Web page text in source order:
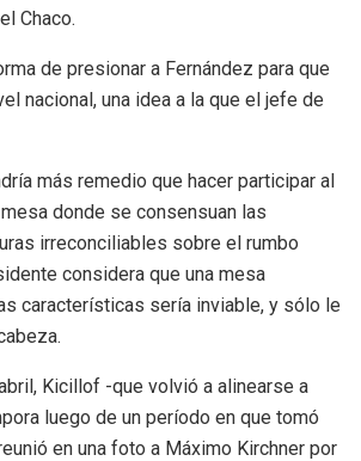
Chaco.
de presionar a Fernández para que
nacional, una idea a la que el jefe de
más remedio que hacer participar al
donde se consensuan las
irreconciliables sobre el rumbo
considera que una mesa
características sería inviable, y sólo le
Kicillof -que volvió a alinearse a
luego de un período en que tomó
en una foto a Máximo Kirchner por